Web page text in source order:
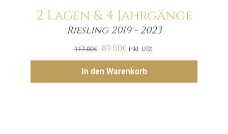
2 Lagen & 4 Jahrgänge
Riesling 2019 - 2023
117.00€
Ursprünglicher
Preis
war:
89.00€ Aktueller
Preis
ist:
inkl. USt.
In den Warenkorb
Menge
Hinzufügen